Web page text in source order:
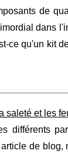
de
dans
ce qu'un kit
saleté et les
différents
de